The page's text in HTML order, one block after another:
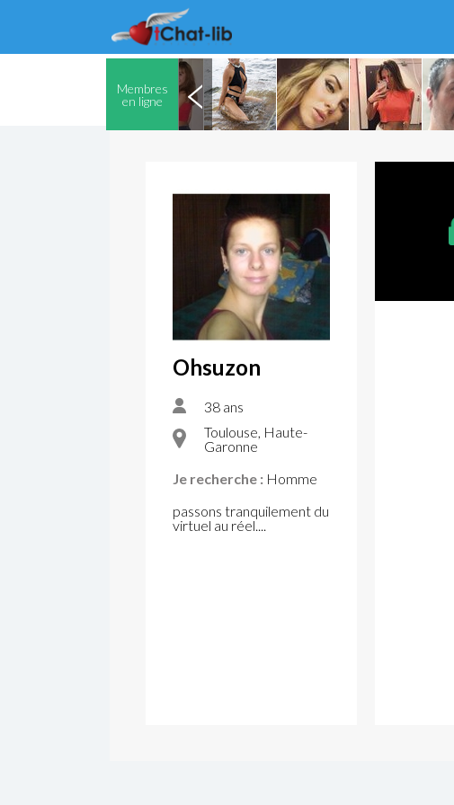
Membres
en ligne
Ohsuzon
38 ans
Toulouse, Haute-
Garonne
Je recherche : Homme
passons tranquilement du
virtuel au réel....